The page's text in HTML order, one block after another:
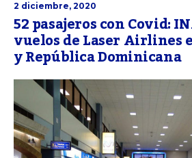
2 diciembre, 2020
52 pasajeros con Covid:
vuelos de Laser Airlines
y República Dominicana